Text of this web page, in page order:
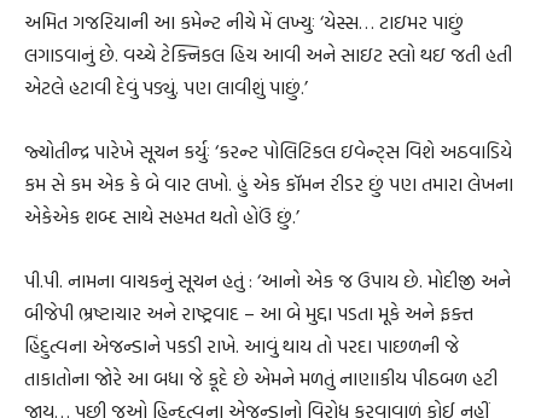
અમિત ગજરિયાની આ કમેન્ટ નીચે મેં લખ્યુઃ ‘યેસ્સ… ટાઇમર પાછું
લગાડવાનું છે. વચ્ચે ટેક્નિકલ હિચ આવી અને સાઇટ સ્લો થઇ જતી હતી
એટલે હટાવી દેવું પડ્યું. પણ લાવીશું પાછું.’
જ્યોતીન્દ્ર પારેખે સૂચન કર્યુઃ ‘કરન્ટ પોલિટિકલ ઇવેન્ટ્સ વિશે અઠવાડિયે
કમ સે કમ એક કે બે વાર લખો. હું એક કૉમન રીડર છું પણ તમારા લેખના
એકેએક શબ્દ સાથે સહમત થતો હોઉં છું.’
પી.પી. નામના વાચકનું સૂચન હતું : ‘આનો એક જ ઉપાય છે. મોદીજી અને
બીજેપી ભ્રષ્ટાચાર અને રાષ્ટ્રવાદ – આ બે મુદ્દા પડતા મૂકે અને ફક્ત
હિંદુત્વના એજન્ડાને પકડી રાખે. આવું થાય તો પરદા પાછળની જે
તાકાતોના જોરે આ બધા જે કૂદે છે એમને મળતું નાણાકીય પીઠબળ હટી
જાય… પછી જુઓ હિન્દુત્વના એજન્ડાનો વિરોધ કરવાવાળું કોઈ નહીં